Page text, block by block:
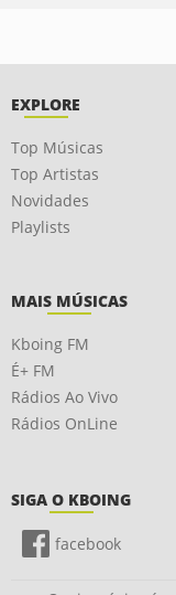
EXPLORE
Top Músicas
Top Artistas
Novidades
Playlists
MAIS MÚSICAS
Kboing FM
É+ FM
Rádios Ao Vivo
Rádios OnLine
SIGA O KBOING
facebook